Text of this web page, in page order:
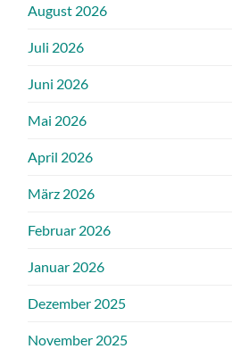
August 2026
Juli 2026
Juni 2026
Mai 2026
April 2026
März 2026
Februar 2026
Januar 2026
Dezember 2025
November 2025